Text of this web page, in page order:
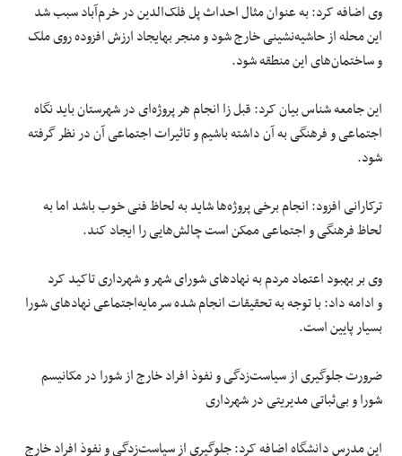
وی اضافه کرد: به عنوان مثال احداث پل فلک‌الدین در خرم‌آباد سبب شد
این محله از حاشیه‌نشینی خارج شود و منجر بهایجاد ارزش افزوده روی ملک
و ساختمان‌های این منطقه شود.
این جامعه شناس بیان کرد: قبل زا انجام هر پروژه‌ای در شهرستان باید نگاه
اجتماعی و فرهنگی به آن داشته باشیم و تاثیرات اجتماعی آن در نظر گرفته
شود.
ترکارانی افزود: انجام برخی پروژه‌ها شاید به لحاظ فنی خوب باشد اما به
لحاظ فرهنگی و اجتماعی ممکن است چالش‌هایی را ایجاد کند.
وی بر بهبود اعتماد مردم به نهادهای شورای شهر و شهرداری تاکید کرد
و ادامه داد: با توجه به تحقیقات انجام شده سرمایه‌اجتماعی نهادهای شورا
بسیار پایین است.
ضرورت جلوگیری از سیاست‌زدگی و نفوذ افراد خارج از شورا در مکانیسم
شورا و بی‌ثباتی مدیریتی در شهرداری
این مدرس دانشگاه اضافه کرد: جلوگیری از سیاست‌زدگی و نفوذ افراد خارج